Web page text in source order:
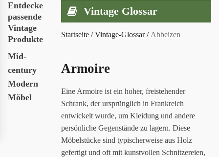
Entdecke
passende
Vintage
Produkte
Mid-
century
Modern
Möbel
Vintage Glossar
Startseite /Vintage-Glossar/ Abbeizen
Armoire
Eine Armoire ist ein hoher, freistehender
Schrank, der ursprünglich in Frankreich
entwickelt wurde, um Kleidung und andere
persönliche Gegenstände zu lagern. Diese
Möbelstücke sind typischerweise aus Holz
gefertigt und oft mit kunstvollen Schnitzereien,